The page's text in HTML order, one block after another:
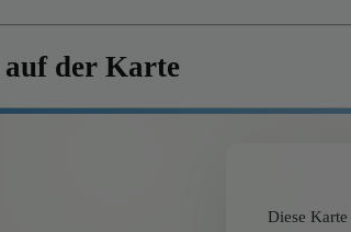
auf der Karte
Diese